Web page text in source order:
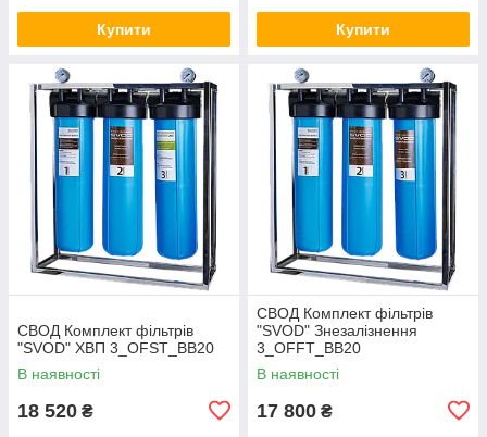
Купити Купити
СВОД Комплект фільтрів
"SVOD" ХВП 3_OFST_BB20
В наявності
18 520 ₴
СВОД Комплект фільтрів
"SVOD" Знезалізнення
3_OFFT_BB20
В наявності
17 800 ₴